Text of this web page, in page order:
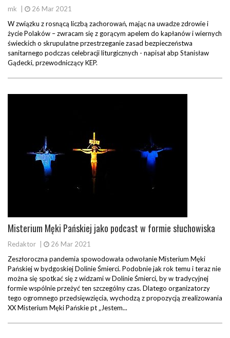
mk
26 Mar 2021
W związku z rosnącą liczbą zachorowań, mając na uwadze zdrowie i
życie Polaków – zwracam się z gorącym apelem do kapłanów i wiernych
świeckich o skrupulatne przestrzeganie zasad bezpieczeństwa
sanitarnego podczas celebracji liturgicznych - napisał abp Stanisław
Gądecki, przewodniczący KEP.
Misterium Męki Pańskiej jako podcast w formie słuchowiska
Redaktor
26 Mar 2021
Zeszłoroczna pandemia spowodowała odwołanie Misterium Męki
Pańskiej w bydgoskiej Dolinie Śmierci. Podobnie jak rok temu i teraz nie
można się spotkać się z widzami w Dolinie Śmierci, by w tradycyjnej
formie wspólnie przeżyć ten szczególny czas. Dlatego organizatorzy
tego ogromnego przedsięwzięcia, wychodzą z propozycją zrealizowania
XX Misterium Męki Pańskie pt „Jestem...